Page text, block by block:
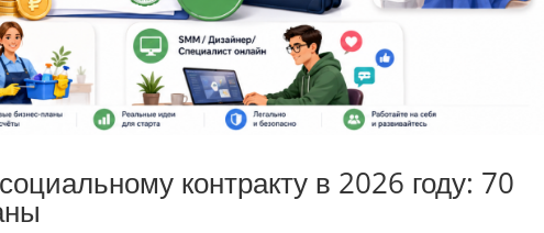
контракту в 2026 году: 70